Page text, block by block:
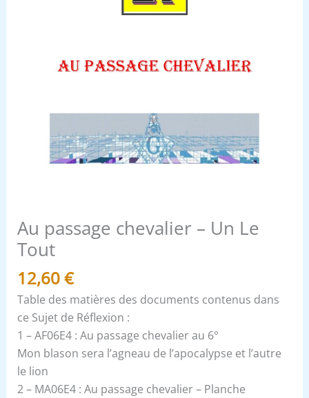
Au passage chevalier – Un Le
Tout
12,60€
Table des matières des documents contenus dans
ce Sujet de Réflexion :
1 – AF06E4 : Au passage chevalier au 6°
Mon blason sera l’agneau de l’apocalypse et l’autre
le lion
2 – MA06E4 : Au passage chevalier – Planche